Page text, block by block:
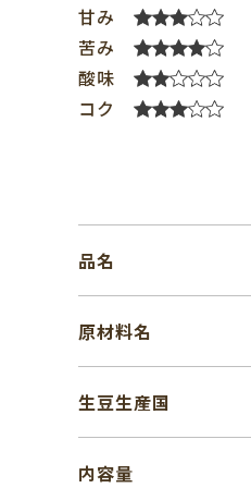
甘み
苦み
酸味
コク
品名
原材料名
生豆生産国
内容量